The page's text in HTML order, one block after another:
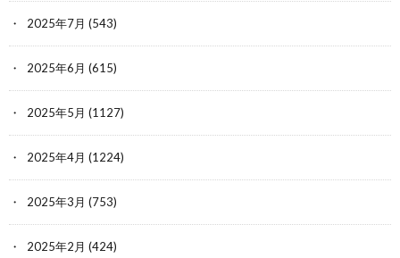
2025年7月 (543)
2025年6月 (615)
2025年5月 (1127)
2025年4月 (1224)
2025年3月 (753)
2025年2月 (424)